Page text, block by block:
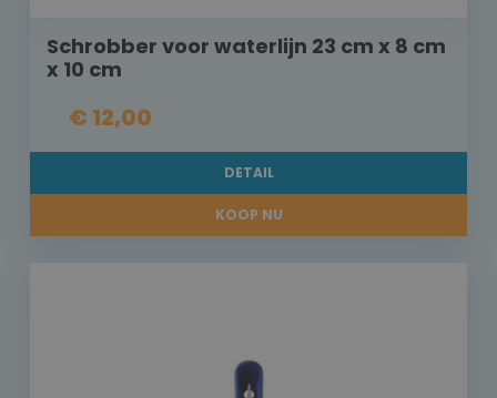
Schrobber voor waterlijn 23 cm x 8 cm
x 10 cm
€ 12,00
DETAIL
KOOP NU